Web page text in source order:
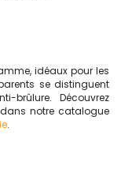
idéaux pour les
se distinguent
brûlure. Découvrez
dans notre catalogue
.